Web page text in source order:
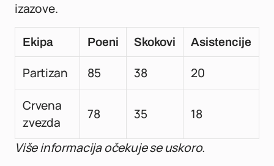
izazove.
Ekipa Poeni Skokovi Asistencije
Partizan 85 38 20
Crvena
zvezda
78 35 18
Više informacija očekuje se uskoro.